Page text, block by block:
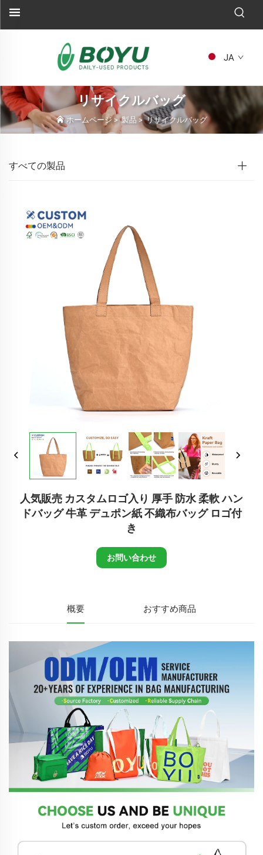
JA
リサイクルバッグ
ホームページ >製品 >リサイクルバッグ
すべての製品
人気販売 カスタムロゴ入り 厚手 防水 柔軟 ハン
ドバッグ 牛革 デュポン紙 不織布バッグ ロゴ付
き
お問い合わせ
概要 おすすめ商品